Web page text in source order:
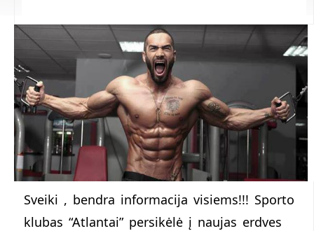
Sveiki , bendra informacija visiems!!! Sporto
klubas “Atlantai” persikėlė į naujas erdves